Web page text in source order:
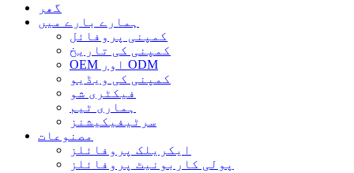
گھر
ہمارے بارے میں
کمپنی پروفائل
کمپنی کی تاریخ
OEM اور ODM
کمپنی کی ویڈیو
فیکٹری شو
ہماری ٹیم
سرٹیفیکیشنز
مصنوعات
ایکریلک پروفائلز
پولی کاربونیٹ پروفائلز